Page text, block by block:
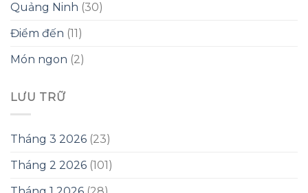
Quảng Ninh (30)
Điểm đến (11)
Món ngon (2)
LƯU TRỮ
Tháng 3 2026 (23)
Tháng 2 2026 (101)